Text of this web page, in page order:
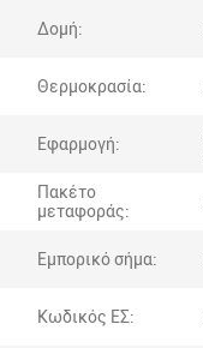
Δομή:
Θερμοκρασία:
Εφαρμογή:
Πακέτο
μεταφοράς:
Εμπορικό σήμα:
Κωδικός ΕΣ: